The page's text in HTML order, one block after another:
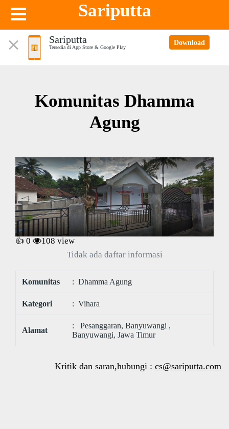
Sariputta
Sariputta
Tersedia di App Store & Google Play
Download
Komunitas Dhamma
Agung
👍 0 108 view
Tidak ada daftar informasi
Komunitas : Dhamma Agung
Kategori : Vihara
Alamat
: Pesanggaran, Banyuwangi ,
Banyuwangi, Jawa Timur
Kritik dan saran,hubungi : cs@sariputta.com